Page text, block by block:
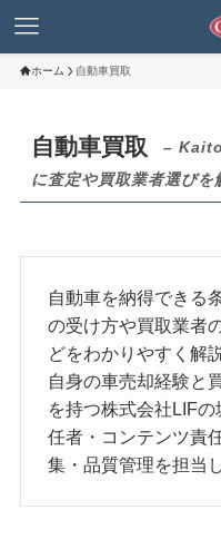
ホーム 自動車買取
自動車買取
–
に査定や買取業者選びを
自動車を納得できる
の受け方や買取業者
どをわかりやすく解
自身の車売却経験と
を持つ株式会社LIF
任者・コンテンツ責
集・品質管理を担当